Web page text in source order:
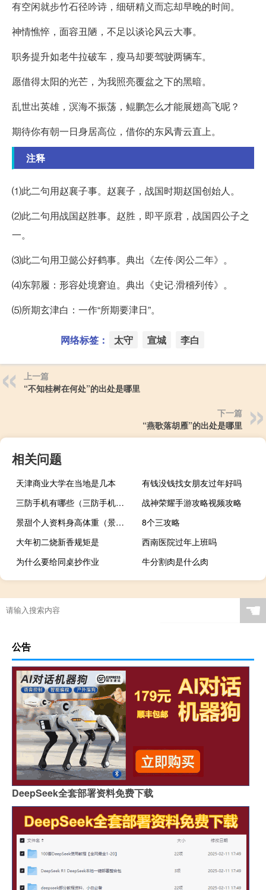
有空闲就步竹石径吟诗，细研精义而忘却早晚的时间。
神情憔悴，面容丑陋，不足以谈论风云大事。
职务提升如老牛拉破车，瘦马却要驾驶两辆车。
愿借得太阳的光芒，为我照亮覆盆之下的黑暗。
乱世出英雄，溟海不振荡，鲲鹏怎么才能展翅高飞呢？
期待你有朝一日身居高位，借你的东风青云直上。
注释
⑴此二句用赵襄子事。赵襄子，战国时期赵国创始人。
⑵此二句用战国赵胜事。赵胜，即平原君，战国四公子之
一。
⑶此二句用卫懿公好鹤事。典出《左传·闵公二年》。
⑷东郭履：形容处境窘迫。典出《史记·滑稽列传》。
⑸所期玄津白：一作“所期要津日”。
网络标签： 太守 宣城 李白
上一篇
“不知桂树在何处”的出处是哪里
下一篇
“燕歌落胡雁”的出处是哪里
相关问题
天津商业大学在当地是几本
有钱没钱找女朋友过年好吗
三防手机有哪些（三防手机推荐）
战神荣耀手游攻略视频攻略
景甜个人资料身高体重（景甜个人资料身高）
8个三攻略
大年初二烧新香规矩是
西南医院过年上班吗
为什么要给同桌抄作业
牛分割肉是什么肉
☚
公告
DeepSeek全套部署资料免费下载